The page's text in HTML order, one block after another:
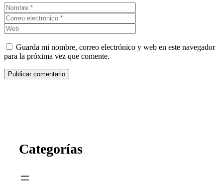
Nombre
electrónico
Guarda mi nombre, correo electrónico y web en este navegador
para la próxima vez que comente.
Categorías